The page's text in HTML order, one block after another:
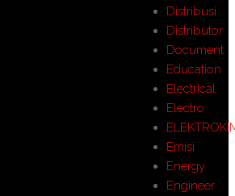
Distribusi
Distributor
Document
Education
Electrical
Electro
Emisi
Energy
Engineer